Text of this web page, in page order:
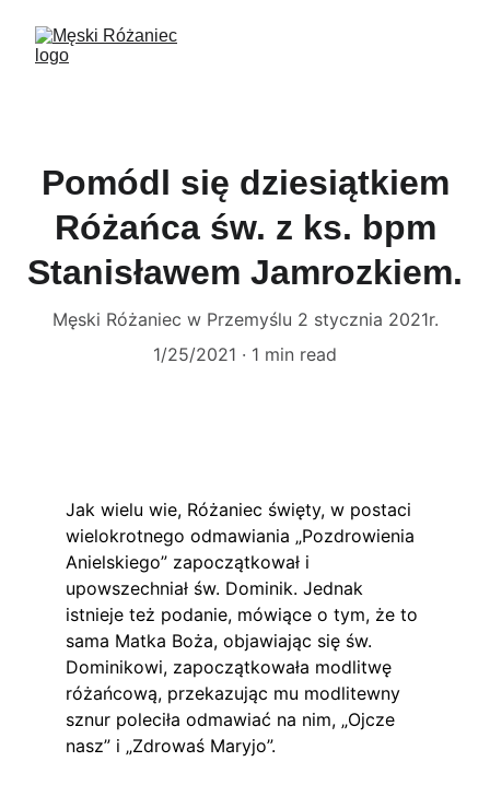
Pomódl się dziesiątkiem
Różańca św. z ks. bpm
Stanisławem Jamrozkiem.
Męski Różaniec w Przemyślu 2 stycznia 2021r.
1/25/2021
1 min read
Jak wielu wie, Różaniec święty, w postaci
wielokrotnego odmawiania „Pozdrowienia
Anielskiego” zapoczątkował i
upowszechniał św. Dominik. Jednak
istnieje też podanie, mówiące o tym, że to
sama Matka Boża, objawiając się św.
Dominikowi, zapoczątkowała modlitwę
różańcową, przekazując mu modlitewny
sznur poleciła odmawiać na nim, „Ojcze
nasz” i „Zdrowaś Maryjo”.